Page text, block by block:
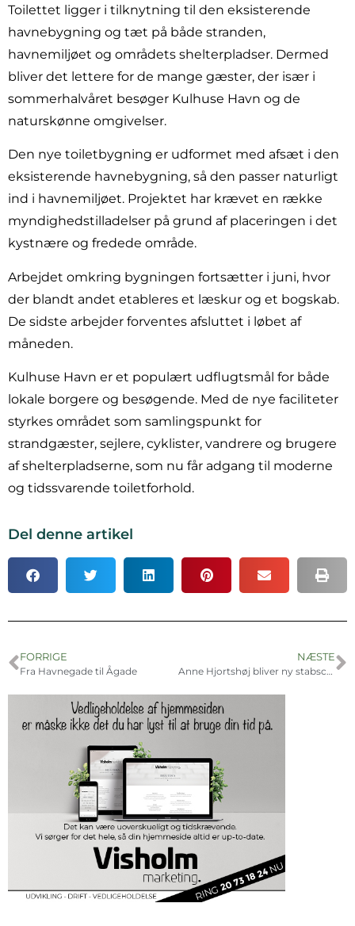
Toilettet ligger i tilknytning til den eksisterende
havnebygning og tæt på både stranden,
havnemiljøet og områdets shelterpladser. Dermed
bliver det lettere for de mange gæster, der især i
sommerhalvåret besøger Kulhuse Havn og de
naturskønne omgivelser.
Den nye toiletbygning er udformet med afsæt i den
eksisterende havnebygning, så den passer naturligt
ind i havnemiljøet. Projektet har krævet en række
myndighedstilladelser på grund af placeringen i det
kystnære og fredede område.
Arbejdet omkring bygningen fortsætter i juni, hvor
der blandt andet etableres et læskur og et bogskab.
De sidste arbejder forventes afsluttet i løbet af
måneden.
Kulhuse Havn er et populært udflugtsmål for både
lokale borgere og besøgende. Med de nye faciliteter
styrkes området som samlingspunkt for
strandgæster, sejlere, cyklister, vandrere og brugere
af shelterpladserne, som nu får adgang til moderne
og tidssvarende toiletforhold.
Del denne artikel
FORRIGE
Fra Havnegade til Ågade
NÆSTE
Anne Hjortshøj bliver ny stabschef